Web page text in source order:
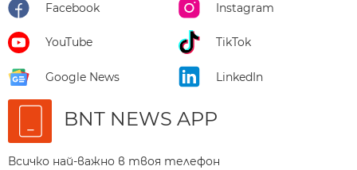
Facebook Instagram
YouTube TikTok
Google News LinkedIn
BNT NEWS APP
Всичко най-важно в твоя телефон